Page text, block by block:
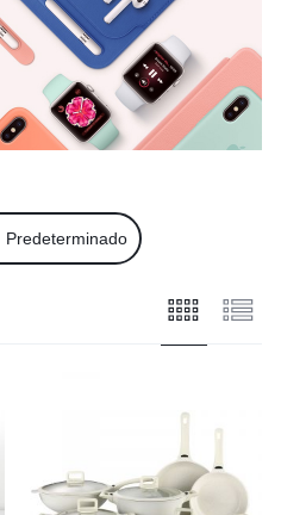
Predeterminado